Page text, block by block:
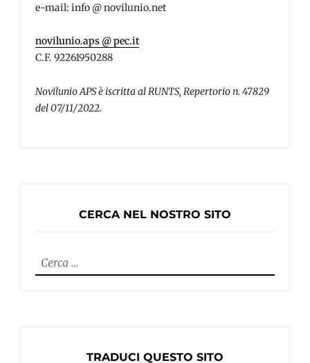
e-mail: info @ novilunio.net
novilunio.aps @ pec.it
C.F. 92261950288
Novilunio APS è iscritta al RUNTS, Repertorio n. 47829
del 07/11/2022.
CERCA NEL NOSTRO SITO
Ricerca
per:
TRADUCI QUESTO SITO